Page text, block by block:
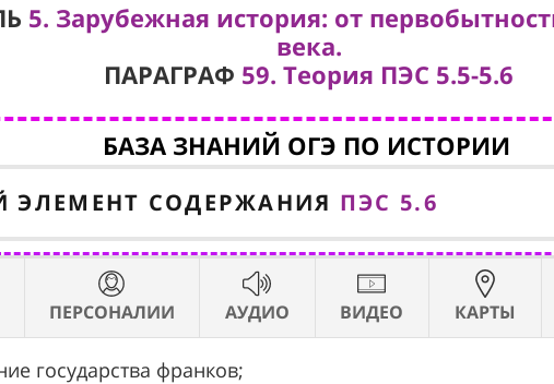
5. Зарубежная история: от
века.
ПАРАГРАФ 59. Теория ПЭС 5.5-5.6
БАЗА ЗНАНИЙ ОГЭ ПО ИСТОРИИ
ЭЛЕМЕНТ СОДЕРЖАНИЯ ПЭС 5.6
ПЕРСОНАЛИИ АУДИО ВИДЕО КАРТЫ
государства франков;